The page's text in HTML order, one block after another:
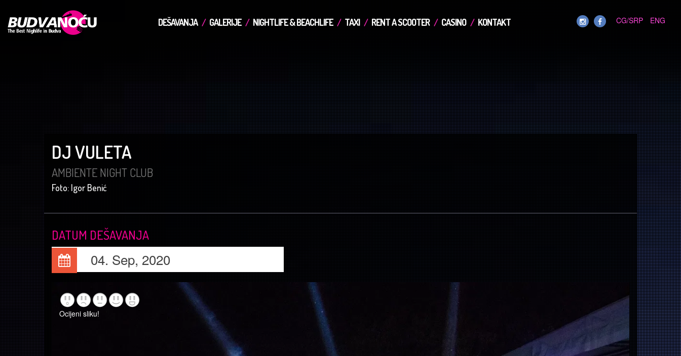
DEŠAVANJA GALERIJE NIGHTLIFE & BEACHLIFE TAXI RENT A SCOOTER CASINO KONTAKT CG/SRP ENG
DJ VULETA
AMBIENTE NIGHT CLUB
Foto: Igor Benić
DATUM DEŠAVANJA
04. Sep, 2020
Ocijeni sliku!